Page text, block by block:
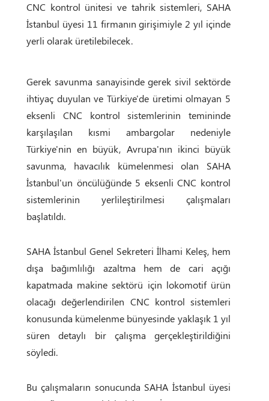
CNC kontrol ünitesi ve tahrik sistemleri, SAHA
İstanbul üyesi 11 firmanın girişimiyle 2 yıl içinde
yerli olarak üretilebilecek.
Gerek savunma sanayisinde gerek sivil sektörde
ihtiyaç duyulan ve Türkiye'de üretimi olmayan 5
eksenli CNC kontrol sistemlerinin temininde
karşılaşılan kısmi ambargolar nedeniyle
Türkiye'nin en büyük, Avrupa'nın ikinci büyük
savunma, havacılık kümelenmesi olan SAHA
İstanbul'un öncülüğünde 5 eksenli CNC kontrol
sistemlerinin yerlileştirilmesi çalışmaları
başlatıldı.
SAHA İstanbul Genel Sekreteri İlhami Keleş, hem
dışa bağımlılığı azaltma hem de cari açığı
kapatmada makine sektörü için lokomotif ürün
olacağı değerlendirilen CNC kontrol sistemleri
konusunda kümelenme bünyesinde yaklaşık 1 yıl
süren detaylı bir çalışma gerçekleştirildiğini
söyledi.
Bu çalışmaların sonucunda SAHA İstanbul üyesi